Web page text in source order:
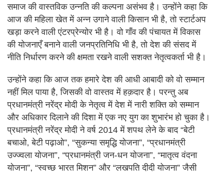
समाज की वास्तविक उन्नति की कल्पना असंभव है। उन्होंने कहा कि
आज की महिला खेत में अन्न उगाने वाली किसान भी है, तो स्टार्टअप
खड़ा करने वाली एंटरप्रेन्योर भी है। वो गाँव की पंचायत में विकास
की योजनाएँ बनाने वाली जनप्रतिनिधि भी है, तो देश की संसद में
नीति निर्धारण करने की क्षमता रखने वाली सशक्त नेतृत्वकर्ता भी है।
उन्होंने कहा कि आज तक हमारे देश की आधी आबादी को वो सम्मान
नहीं मिल पाया है, जिसकी वो वास्तव में हक़दार है। परन्तु अब
प्रधानमंत्री नरेंद्र मोदी के नेतृत्व में देश में नारी शक्ति को सम्मान
और अधिकार दिलाने की दिशा में एक नए युग का शुभारंभ हो चुका है।
प्रधानमंत्री नरेंद्र मोदी ने वर्ष 2014 में शपथ लेने के बाद “बेटी
बचाओ, बेटी पढ़ाओ”, “सुकन्या समृद्धि योजना”, “प्रधानमंत्री
उज्ज्वला योजना”, “प्रधानमंत्री जन-धन योजना”, “मातृत्व वंदना
योजना”, “स्वच्छ भारत मिशन” और “लखपति दीदी योजना” जैसी